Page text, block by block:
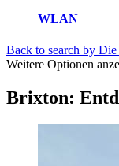
WLAN
Back to search by Die
Weitere Optionen
Brixton: